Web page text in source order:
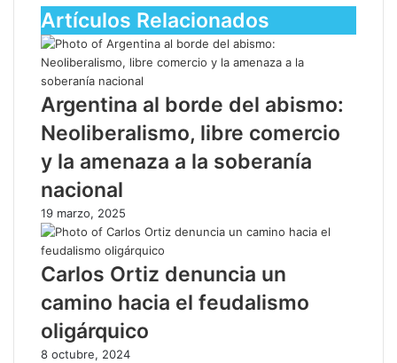
Artículos Relacionados
Argentina al borde del abismo:
Neoliberalismo, libre comercio
y la amenaza a la soberanía
nacional
19 marzo, 2025
Carlos Ortiz denuncia un
camino hacia el feudalismo
oligárquico
8 octubre, 2024